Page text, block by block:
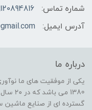
شماره تماس:
آدرس ایمیل:
درباره ما
یکی از موفقیت های ما
1380
گسترده ای از صنایع ماشین